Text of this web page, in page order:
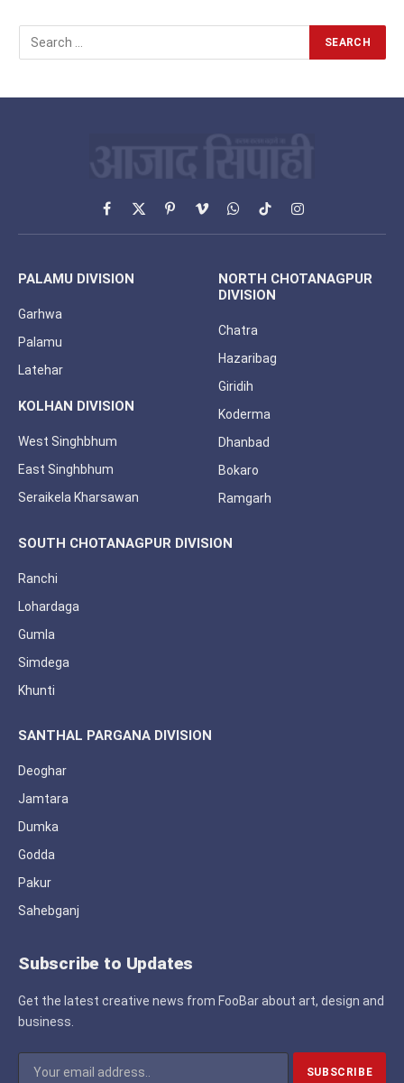
Facebook
X
(Twitter)
PinterestVimeoWhatsApp
TikTokInstagram
PALAMU DIVISION
Garhwa
Palamu
Latehar
KOLHAN DIVISION
West Singhbhum
East Singhbhum
Seraikela Kharsawan
NORTH CHOTANAGPUR
DIVISION
Chatra
Hazaribag
Giridih
Koderma
Dhanbad
Bokaro
Ramgarh
SOUTH CHOTANAGPUR DIVISION
Ranchi
Lohardaga
Gumla
Simdega
Khunti
SANTHAL PARGANA DIVISION
Deoghar
Jamtara
Dumka
Godda
Pakur
Sahebganj
Subscribe to Updates
Get the latest creative news from FooBar about art, design and
business.